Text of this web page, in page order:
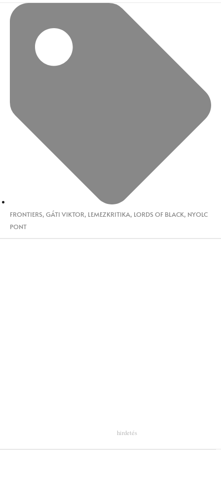
FRONTIERS, GÁTI VIKTOR, LEMEZKRITIKA, LORDS OF BLACK, NYOLC
PONT